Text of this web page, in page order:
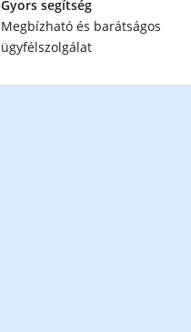
Gyors segítség
Megbízható és barátságos
ügyfélszolgálat